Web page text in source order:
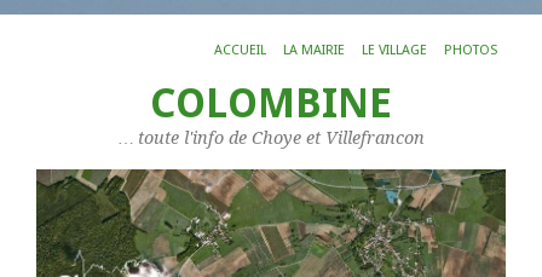
ACCUEIL LA MAIRIE LE VILLAGE PHOTOS
COLOMBINE
… toute l'info de Choye et Villefrancon